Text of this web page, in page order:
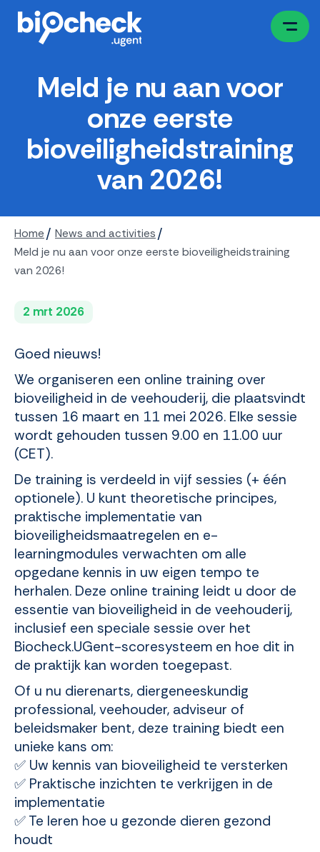
Overslaan
inhoudMeld je nu aan voor
onze eerste
bioveiligheidstraining
van 2026!
You
are
here
Home
News and activities
Meld je nu aan voor onze eerste bioveiligheidstraining
van 2026!
2 mrt 2026
Goed nieuws!
We organiseren een online training over
bioveiligheid in de veehouderij, die plaatsvindt
tussen 16 maart en 11 mei 2026. Elke sessie
wordt gehouden tussen 9.00 en 11.00 uur
(CET).
De training is verdeeld in vijf sessies (+ één
optionele). U kunt theoretische principes,
praktische implementatie van
bioveiligheidsmaatregelen en e-
learningmodules verwachten om alle
opgedane kennis in uw eigen tempo te
herhalen. Deze online training leidt u door de
essentie van bioveiligheid in de veehouderij,
inclusief een speciale sessie over het
Biocheck.UGent-scoresysteem en hoe dit in
de praktijk kan worden toegepast.
Of u nu dierenarts, diergeneeskundig
professional, veehouder, adviseur of
beleidsmaker bent, deze training biedt een
unieke kans om:
✅ Uw kennis van bioveiligheid te versterken
✅ Praktische inzichten te verkrijgen in de
implementatie
✅ Te leren hoe u gezonde dieren gezond
houdt